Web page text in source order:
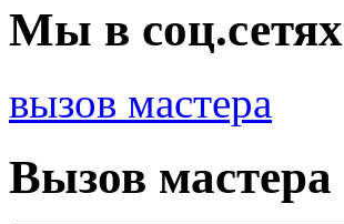
Мы в соц.сетях
вызов мастера
Вызов мастера